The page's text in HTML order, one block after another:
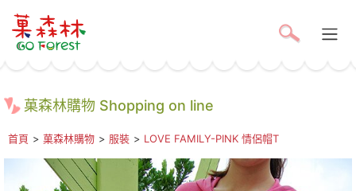
菓森林購物 Shopping on line
首頁 > 菓森林購物 > 服裝 > LOVE FAMILY-PINK 情侶帽T